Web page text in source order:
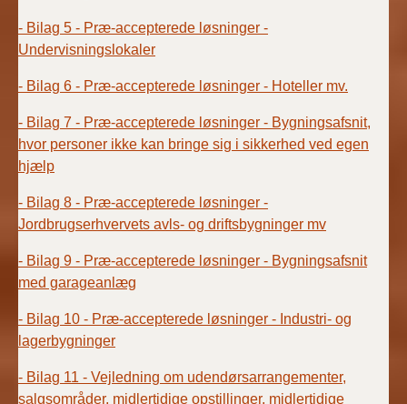
- Bilag 5 - Præ-accepterede løsninger -
Undervisningslokaler
- Bilag 6 - Præ-accepterede løsninger - Hoteller mv.
- Bilag 7 - Præ-accepterede løsninger - Bygningsafsnit,
hvor personer ikke kan bringe sig i sikkerhed ved egen
hjælp
- Bilag 8 - Præ-accepterede løsninger -
Jordbrugserhvervets avls- og driftsbygninger mv
- Bilag 9 - Præ-accepterede løsninger - Bygningsafsnit
med garageanlæg
- Bilag 10 - Præ-accepterede løsninger - Industri- og
lagerbygninger
- Bilag 11 - Vejledning om udendørsarrangementer,
salgsområder, midlertidige opstillinger, midlertidige